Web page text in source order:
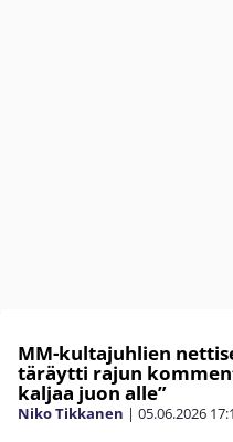
MM-kultajuhlien
täräytti rajun
kaljaa juon alle”
Niko Tikkanen | 05.06.2026